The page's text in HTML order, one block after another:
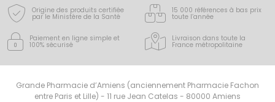
Origine des produits certifiée
par le Ministère de la Santé
15 000 références à bas prix
toute l’année
Paiement en ligne simple et
100% sécurisé
Livraison dans toute la
France métropolitaine
Grande Pharmacie d’Amiens (anciennement Pharmacie Fachon
entre Paris et Lille) - 11 rue Jean Catelas - 80000 Amiens